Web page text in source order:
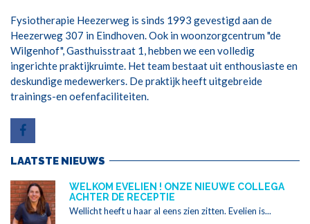
Fysiotherapie Heezerweg is sinds 1993 gevestigd aan de
Heezerweg 307 in Eindhoven. Ook in woonzorgcentrum "de
Wilgenhof", Gasthuisstraat 1, hebben we een volledig
ingerichte praktijkruimte. Het team bestaat uit enthousiaste en
deskundige medewerkers. De praktijk heeft uitgebreide
trainings-en oefenfaciliteiten.
LAATSTE NIEUWS
WELKOM EVELIEN ! ONZE NIEUWE COLLEGA
ACHTER DE RECEPTIE
Wellicht heeft u haar al eens zien zitten. Evelien is...